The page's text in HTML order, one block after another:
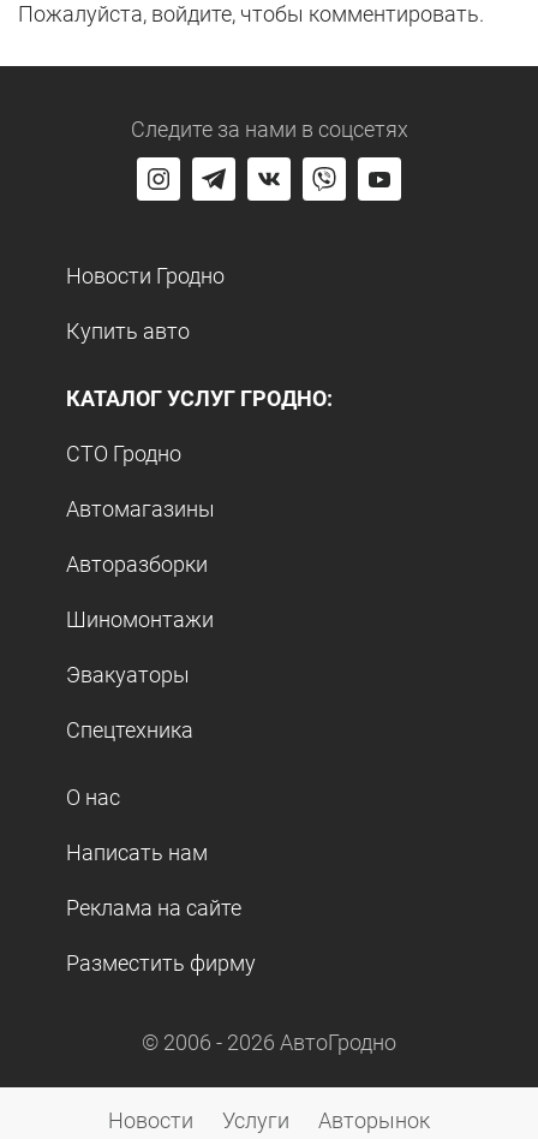
Пожалуйста, войдите, чтобы комментировать.
Следите за нами в соцсетях
Новости Гродно
Купить авто
КАТАЛОГ УСЛУГ ГРОДНО:
СТО Гродно
Автомагазины
Авторазборки
Шиномонтажи
Эвакуаторы
Спецтехника
О нас
Написать нам
Реклама на сайте
Разместить фирму
© 2006 - 2026 АвтоГродно
Новости Услуги Авторынок